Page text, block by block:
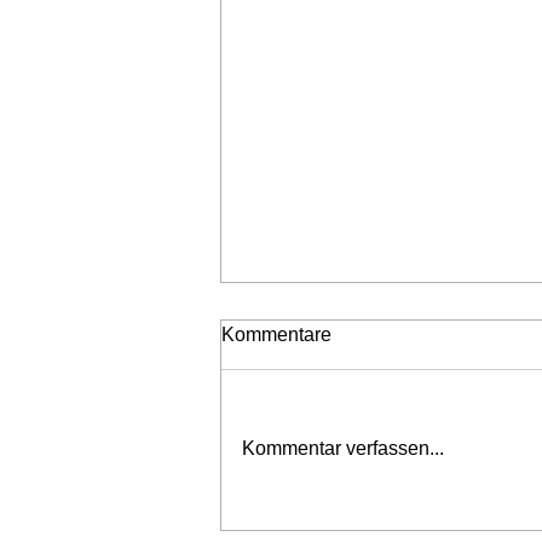
Neubestellungen
Kommentare
Kommentar verfassen...